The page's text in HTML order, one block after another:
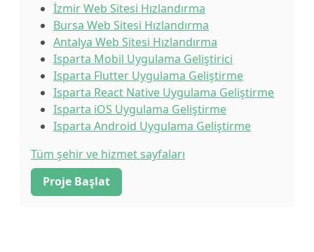
İzmir Web Sitesi Hızlandırma
Bursa Web Sitesi Hızlandırma
Antalya Web Sitesi Hızlandırma
Isparta Mobil Uygulama Geliştirici
Isparta Flutter Uygulama Geliştirme
Isparta React Native Uygulama Geliştirme
Isparta iOS Uygulama Geliştirme
Isparta Android Uygulama Geliştirme
Tüm şehir ve hizmet sayfaları
Proje Başlat